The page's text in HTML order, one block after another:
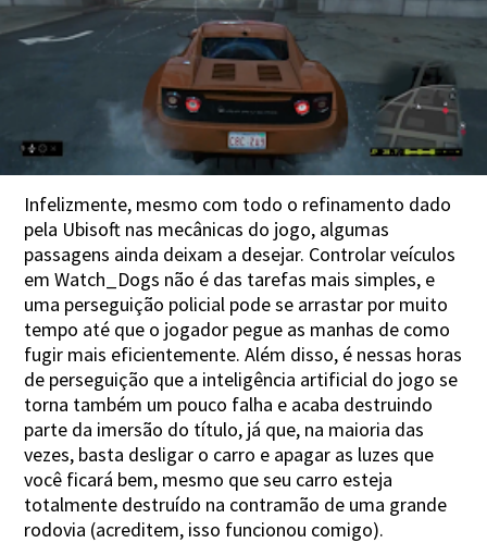
Infelizmente, mesmo com todo o refinamento dado
pela Ubisoft nas mecânicas do jogo, algumas
passagens ainda deixam a desejar. Controlar veículos
em Watch_Dogs não é das tarefas mais simples, e
uma perseguição policial pode se arrastar por muito
tempo até que o jogador pegue as manhas de como
fugir mais eficientemente. Além disso, é nessas horas
de perseguição que a inteligência artificial do jogo se
torna também um pouco falha e acaba destruindo
parte da imersão do título, já que, na maioria das
vezes, basta desligar o carro e apagar as luzes que
você ficará bem, mesmo que seu carro esteja
totalmente destruído na contramão de uma grande
rodovia (acreditem, isso funcionou comigo).